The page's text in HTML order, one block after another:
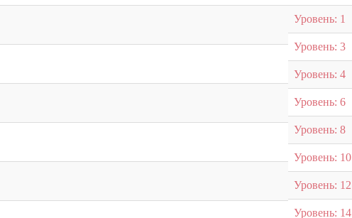
Уровень: 1
Уровень: 3
Уровень: 4
Уровень: 6
Уровень: 8
Уровень: 10
Уровень: 12
Уровень: 14